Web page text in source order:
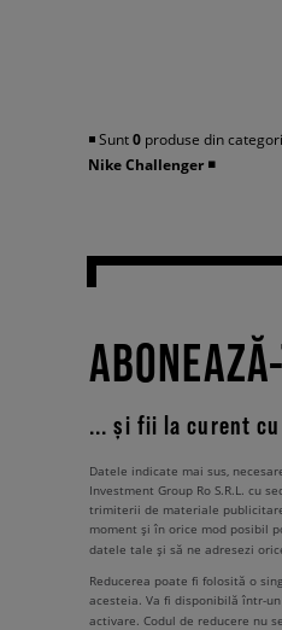
◾️ Sunt0 produse din
Nike Challenger ◾️
... și fii la curent cu
Datele indicate mai sus,
Investment Group Ro S.R.L. cu
trimiterii de materiale
moment și în orice mod posibil
datele tale și să ne adresezi
Reducerea poate fi folosită o
acesteia. Va fi disponibilă într-
activare. Codul de reducere nu